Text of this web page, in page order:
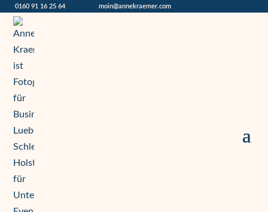
0160 91 16 25 64 moin@annekraemer.com